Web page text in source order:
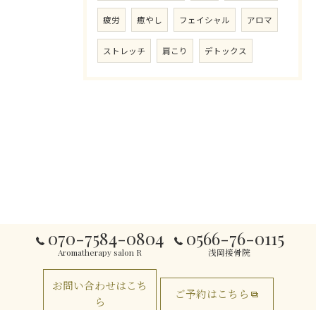
疲労 癒やし フェイシャル アロマ
ストレッチ 肩こり デトックス
070-7584-0804
Aromatherapy salon R
0566-76-0115
浅岡接骨院
お問い合わせはこち
ら
ご予約はこちら